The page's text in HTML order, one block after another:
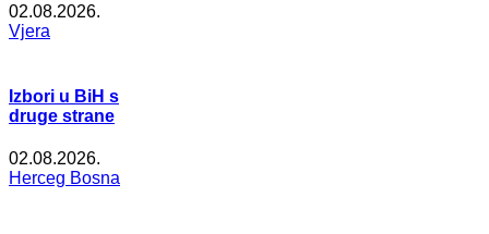
02.08.2026.
Vjera
Izbori u BiH s
druge strane
02.08.2026.
Herceg Bosna